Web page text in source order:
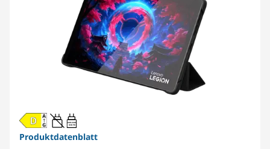
20W-60W
USB PD
Produktdatenblatt